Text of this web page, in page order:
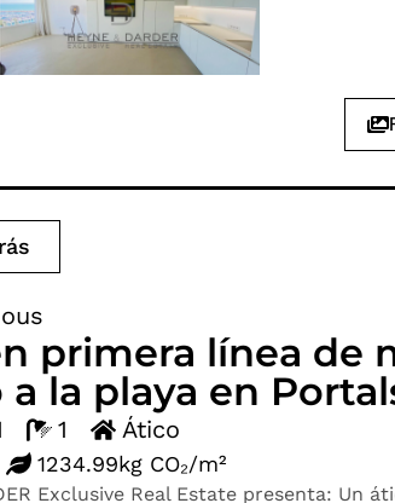
primera línea de
la playa en
1 Ático
1234.99kg CO₂/m²
Exclusive Real Estate presenta: Un